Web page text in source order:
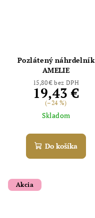
Pozlátený náhrdelník
AMELIE
15,80 € bez DPH
19,43 €
(–24 %)
Skladom
Do košíka
Akcia